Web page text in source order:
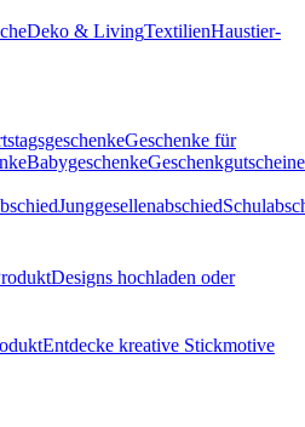
Deko & LivingTextilienHaustier-
Geschenke für
BabygeschenkeGeschenkgutscheine
Junggesellenabschied
Designs hochladen oder
Entdecke kreative Stickmotive